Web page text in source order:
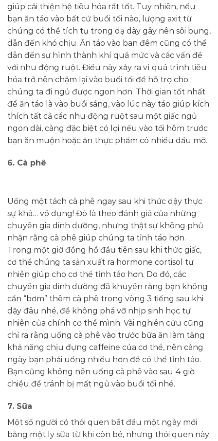
giúp cải thiện hệ tiêu hóa rất tốt. Tuy nhiên, nếu
bạn ăn táo vào bất cứ buổi tối nào, lượng axit từ
chúng có thể tích tụ trong dạ dày gây nên sôi bụng,
dẫn đến khó chịu. Ăn táo vào ban đêm cũng có thể
dẫn đến sự hình thành khí quá mức và các vấn đề
với nhu động ruột. Điều này xảy ra vì quá trình tiêu
hóa trở nên chậm lại vào buổi tối để hỗ trợ cho
chúng ta đi ngủ được ngon hơn. Thời gian tốt nhất
để ăn táo là vào buổi sáng, vào lúc này táo giúp kích
thích tất cả các nhu động ruột sau một giấc ngủ
ngon dài, càng đặc biệt có lợi nếu vào tối hôm trước
bạn ăn muộn hoặc ăn thực phẩm có nhiều dầu mỡ.
6. Cà phê
Uống một tách cà phê ngay sau khi thức dậy thực
sự khá… vô dụng! Đó là theo đánh giá của những
chuyên gia dinh dưỡng, nhưng thật sự không phủ
nhận rằng cà phê giúp chúng ta tỉnh táo hơn.
Trong một giờ đồng hồ đầu tiên sau khi thức giấc,
cơ thể chúng ta sản xuất ra hormone cortisol tự
nhiên giúp cho cơ thể tỉnh táo hơn. Do đó, các
chuyên gia dinh dưỡng đã khuyên rằng bạn không
cần “bơm” thêm cà phê trong vòng 3 tiếng sau khi
dậy đâu nhé, để không phá vỡ nhịp sinh học tự
nhiên của chính cơ thể mình. Vài nghiên cứu cũng
chỉ ra rằng uống cà phê vào trước bữa ăn làm tăng
khả năng chịu đựng caffeine của cơ thể, nên càng
ngày bạn phải uống nhiều hơn để có thể tỉnh táo.
Bạn cũng không nên uống cà phê vào sau 4 giờ
chiều để tránh bị mất ngủ vào buổi tối nhé.
7. Sữa
Một số người có thói quen bắt đầu một ngày mới
bằng một ly sữa từ khi còn bé, nhưng thói quen này